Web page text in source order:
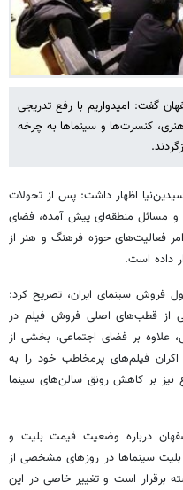
گفت: امیدواریم با رفع تدریجی
کنسرت‌ها و سینماها به چرخه
اظهار داشت: پس از تحولات
و مسائل منطقه‌ای پیش آمده، فضای
فعالیت‌های حوزه فرهنگ و هنر از
داده است.
فروش سینمای ایران، تصریح کرد:
از قطب‌های اصلی فروش فیلم در
علاوه بر فضای اجتماعی، بخشی از
اکران فیلم‌های پرمخاطب خود را به
بر کاهش رونق سالن‌های سینما
درباره وضعیت قیمت بلیت و
سینماها در روزهای مشخصی از
برقرار است و تغییر خاصی در این